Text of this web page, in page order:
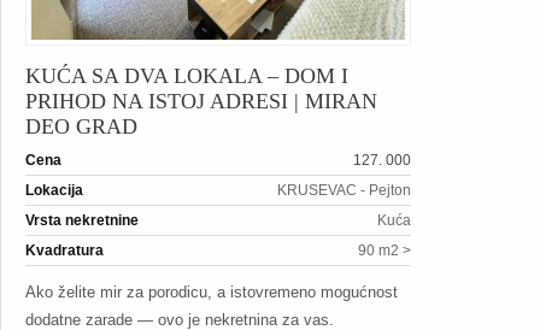
KUĆA SA DVA LOKALA – DOM I
PRIHOD NA ISTOJ ADRESI | MIRAN
DEO GRAD
Cena
127. 000
Lokacija
KRUSEVAC - Pejton
Vrsta nekretnine
Kuća
Kvadratura
90 m2 >
Ako želite mir za porodicu, a istovremeno mogućnost
dodatne zarade — ovo je nekretnina za vas.